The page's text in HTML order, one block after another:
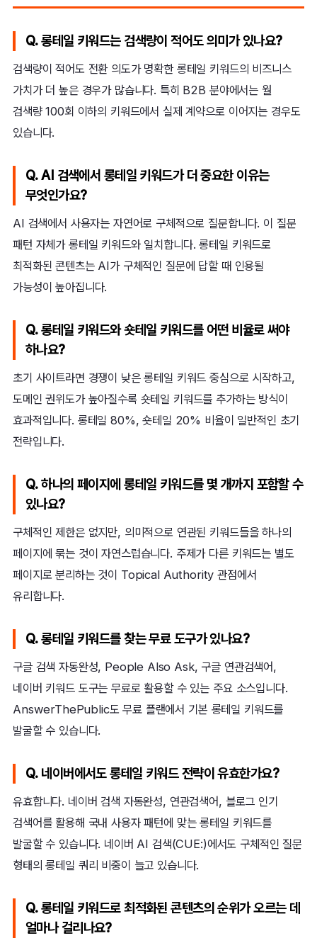
Q. 롱테일 키워드는 검색량이 적어도 의미가 있나요?
검색량이 적어도 전환 의도가 명확한 롱테일 키워드의 비즈니스
가치가 더 높은 경우가 많습니다. 특히 B2B 분야에서는 월
검색량 100회 이하의 키워드에서 실제 계약으로 이어지는 경우도
있습니다.
Q. AI 검색에서 롱테일 키워드가 더 중요한 이유는
무엇인가요?
AI 검색에서 사용자는 자연어로 구체적으로 질문합니다. 이 질문
패턴 자체가 롱테일 키워드와 일치합니다. 롱테일 키워드로
최적화된 콘텐츠는 AI가 구체적인 질문에 답할 때 인용될
가능성이 높아집니다.
Q. 롱테일 키워드와 숏테일 키워드를 어떤 비율로 써야
하나요?
초기 사이트라면 경쟁이 낮은 롱테일 키워드 중심으로 시작하고,
도메인 권위도가 높아질수록 숏테일 키워드를 추가하는 방식이
효과적입니다. 롱테일 80%, 숏테일 20% 비율이 일반적인 초기
전략입니다.
Q. 하나의 페이지에 롱테일 키워드를 몇 개까지 포함할 수
있나요?
구체적인 제한은 없지만, 의미적으로 연관된 키워드들을 하나의
페이지에 묶는 것이 자연스럽습니다. 주제가 다른 키워드는 별도
페이지로 분리하는 것이 Topical Authority 관점에서
유리합니다.
Q. 롱테일 키워드를 찾는 무료 도구가 있나요?
구글 검색 자동완성, People Also Ask, 구글 연관검색어,
네이버 키워드 도구는 무료로 활용할 수 있는 주요 소스입니다.
AnswerThePublic도 무료 플랜에서 기본 롱테일 키워드를
발굴할 수 있습니다.
Q. 네이버에서도 롱테일 키워드 전략이 유효한가요?
유효합니다. 네이버 검색 자동완성, 연관검색어, 블로그 인기
검색어를 활용해 국내 사용자 패턴에 맞는 롱테일 키워드를
발굴할 수 있습니다. 네이버 AI 검색(CUE:)에서도 구체적인 질문
형태의 롱테일 쿼리 비중이 늘고 있습니다.
Q. 롱테일 키워드로 최적화된 콘텐츠의 순위가 오르는 데
얼마나 걸리나요?